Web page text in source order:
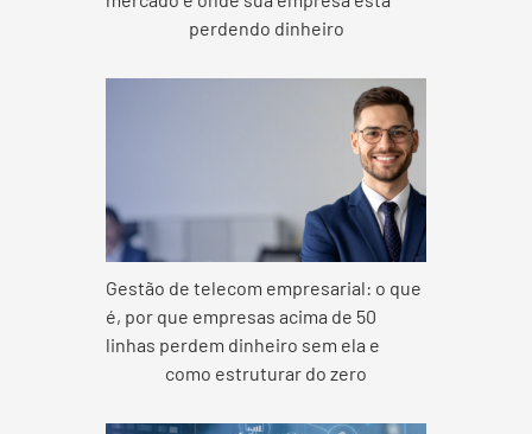
perdendo dinheiro
Gestão de telecom empresarial: o que
é, por que empresas acima de 50
linhas perdem dinheiro sem ela e
como estruturar do zero